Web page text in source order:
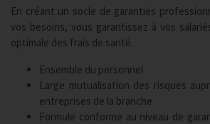
En créant un socle de garanties
vos besoins, vous garantissez à vos
optimale des frais de santé.
Ensemble du personnel
Large mutualisation des risques
entreprises de la branche
Formule conforme au niveau de